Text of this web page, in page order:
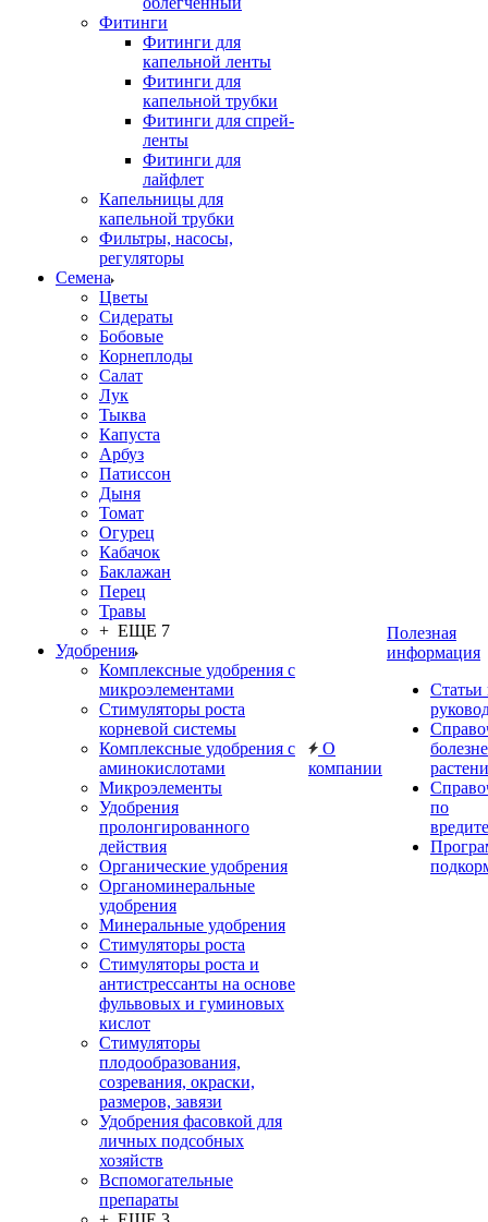
Фитинги
Фитинги для
капельной ленты
Фитинги для
капельной трубки
Фитинги для спрей-
ленты
Фитинги для
лайфлет
Капельницы для
капельной трубки
Фильтры, насосы,
регуляторы
Семена
Цветы
Сидераты
Бобовые
Корнеплоды
Салат
Лук
Тыква
Капуста
Арбуз
Патиссон
Дыня
Томат
Огурец
Кабачок
Баклажан
Перец
Травы
+ ЕЩЕ 7
Удобрения
Комплексные удобрения с
микроэлементами
Стимуляторы роста
корневой системы
Комплексные удобрения с
аминокислотами
Микроэлементы
Удобрения
пролонгированного
действия
Органические удобрения
Органоминеральные
удобрения
Минеральные удобрения
Стимуляторы роста
Стимуляторы роста и
антистрессанты на основе
фульвовых и гуминовых
кислот
Стимуляторы
плодообразования,
созревания, окраски,
размеров, завязи
Удобрения фасовкой для
личных подсобных
хозяйств
Вспомогательные
препараты
О
компании
Полезная
информация
Статьи
по